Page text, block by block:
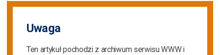
Uwaga
Ten artykuł pochodzi z archiwum serwisu WWW i